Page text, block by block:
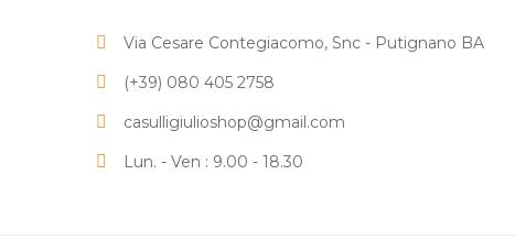
Via Cesare Contegiacomo, Snc - Putignano BA
(+39) 080 405 2758
casulligiulioshop@gmail.com
Lun. - Ven : 9.00 - 18.30